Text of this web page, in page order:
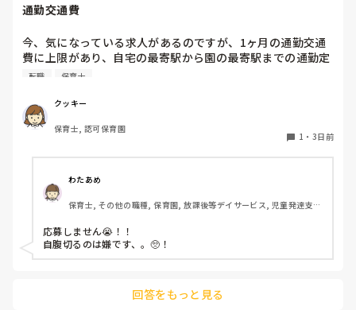
す！いつもと違うおもちゃ、室内に興味津々です！
通勤交通費
今、気になっている求人があるのですが、1ヶ月の通勤交通
費に上限があり、自宅の最寄駅から園の最寄駅までの通勤定
期代が5,000円ほどオーバーします
私としてはなかなか大きい金額なので、この時点で応募を迷
っているのですが、皆さんならどうしますか？
転職 保育士
クッキー
保育士, 認可保育園
1 ・ 3日前
わたあめ
保育士, その他の職種, 保育園, 放課後等デイサービス, 児童発達支援
応募しません😭！！
自腹切るのは嫌です、。🥺！
回答をもっと見る